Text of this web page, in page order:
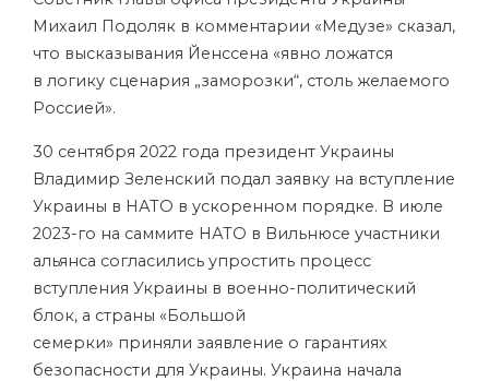
Михаил Подоляк в комментарии «Медузе» сказал,
что высказывания Йенссена «явно ложатся
в логику сценария „заморозки“, столь желаемого
Россией».
30 сентября 2022 года президент Украины
Владимир Зеленский подал заявку на вступление
Украины в НАТО в ускоренном порядке. В июле
2023-го на саммите НАТО в Вильнюсе участники
альянса согласились упростить процесс
вступления Украины в военно-политический
блок, а страны «Большой
семерки» приняли заявление о гарантиях
безопасности для Украины. Украина начала